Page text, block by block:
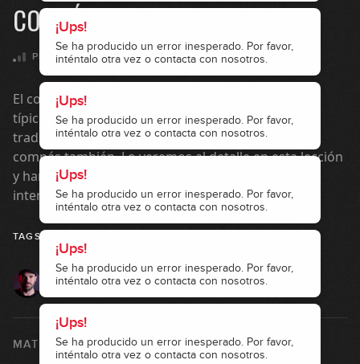
¡Ups!
Se ha producido un error inesperado. Por favor,
inténtalo otra vez o contacta con nosotros.
¡Ups!
Se ha producido un error inesperado. Por favor,
inténtalo otra vez o contacta con nosotros.
¡Ups!
Se ha producido un error inesperado. Por favor,
inténtalo otra vez o contacta con nosotros.
¡Ups!
Se ha producido un error inesperado. Por favor,
inténtalo otra vez o contacta con nosotros.
¡Ups!
Se ha producido un error inesperado. Por favor,
inténtalo otra vez o contacta con nosotros.
COMPÁS 3/4
PRINCIPIANTE
El compás de 3/4 tiene 3 pulsos por compás y es el
típico compás de un vals. Muchas canciones
tradicionales están compuestas en este tipo de
compás también. Lo veremos al detalle en esta lección
y haremos algunos ejercicios que nos ayudarán a
interiorizarlo.
TAGS
MIKI SANTAMARIA
MATERIALES DE LA LECCIÓN